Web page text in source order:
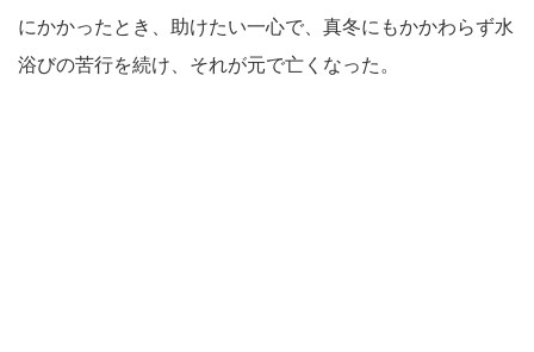
にかかったとき、助けたい一心で、真冬にもかかわらず水
浴びの苦行を続け、それが元で亡くなった。